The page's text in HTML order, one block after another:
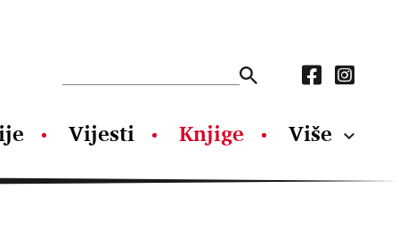
Vijesti Knjige Više